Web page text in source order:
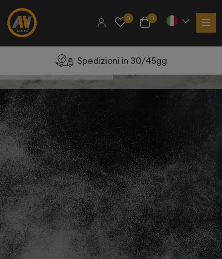
0 0
Spedizioni in 30/45gg